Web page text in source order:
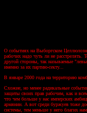
О событиях на Выборгском
рабочих надо чуть ли не расстрелять.
другой стороны, так называемые
именно за их партию-секту...
В январе 2000 года на территорию
Схожие, но менее радикальные
защиты своих прав рабочим, как и
что чем больше у нас имперских
армянин. А вот среди буржуев тоже
системы, тем меньше у него благих